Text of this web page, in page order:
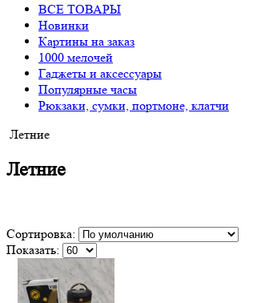
ВСЕ ТОВАРЫ
Новинки
Картины на заказ
1000 мелочей
Гаджеты и аксессуары
Популярные часы
Рюкзаки, сумки, портмоне, клатчи
Летние
Летние
Сортировка:
Показать: